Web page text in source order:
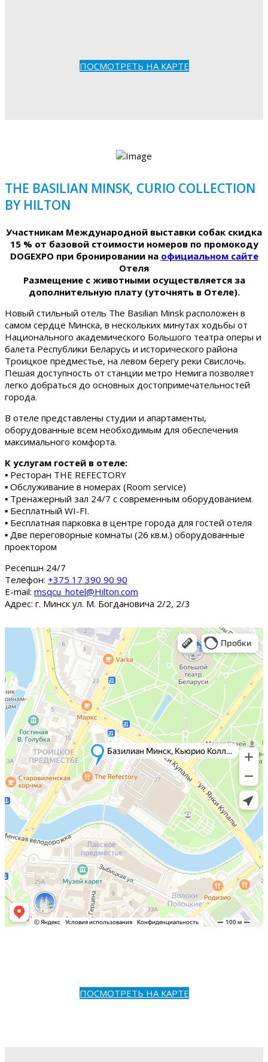
ПОСМОТРЕТЬ НА КАРТЕ
THE BASILIAN MINSK, CURIO COLLECTION
BY HILTON
Участникам Международной выставки собак скидка
15 % от базовой стоимости номеров по промокоду
DOGEXPO при бронировании на официальном сайте
Отеля
Размещение с животными осуществляется за
дополнительную плату (уточнять в Отеле).
Новый стильный отель The Basilian Minsk расположен в
самом сердце Минска, в нескольких минутах ходьбы от
Национального академического Большого театра оперы и
балета Республики Беларусь и исторического района
Троицкое предместье, на левом берегу реки Свислочь.
Пешая доступность от станции метро Немига позволяет
легко добраться до основных достопримечательностей
города.
В отеле представлены студии и апартаменты,
оборудованные всем необходимым для обеспечения
максимального комфорта.
К услугам гостей в отеле:
▪ Ресторан THE REFECTORY
▪ Обслуживание в номерах (Room service)
▪ Тренажерный зал 24/7 с современным оборудованием.
▪ Бесплатный WI-FI.
▪ Бесплатная парковка в центре города для гостей отеля
▪ Две переговорные комнаты (26 кв.м.) оборудованные
проектором
Ресепшн 24/7
Tелефон: +375 17 390 90 90
E-mail: msqcu_hotel@Hilton.com
Адрес: г. Минск ул. М. Богдановича 2/2, 2/3
ПОСМОТРЕТЬ НА КАРТЕ